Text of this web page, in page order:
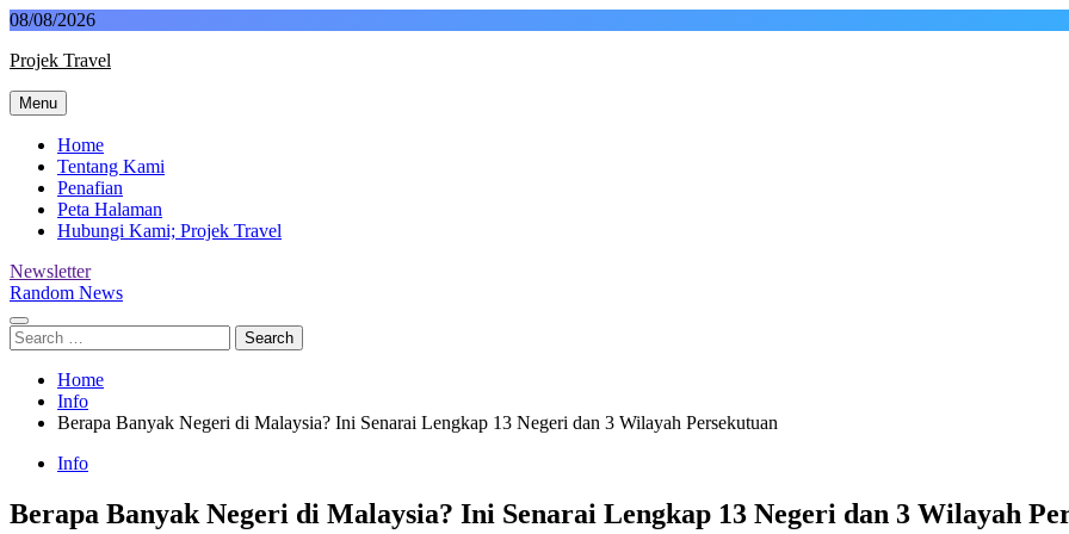
Skip
content
08/08/2026
Projek Travel
Malaysia Travel Portal
Menu
Home
Tentang Kami
Penafian
Peta Halaman
Hubungi Kami; Projek Travel
Newsletter
Random News
Search
for:
Home
Info
Berapa Banyak Negeri di Malaysia? Ini Senarai Lengkap 13 Negeri dan 3 Wilayah Persekutuan
Info
Berapa Banyak Negeri di Malaysia? Ini Senarai Lengkap 13 Negeri dan 3 Wilayah